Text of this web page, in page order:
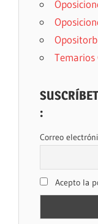
Temarios
:
Correo
Acepto la